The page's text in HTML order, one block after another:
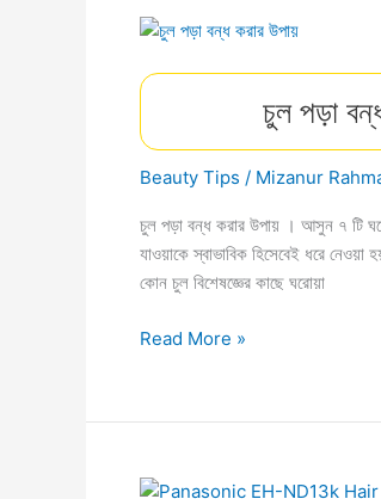
যকৃত
লিভার
হওয়ার
কারণ
।
চুল পড়া
Beauty Tips / Mizanur
চুল পড়া বন্ধ করার উপায় । আসুন ৭ টি
যাওয়াকে স্বাভাবিক হিসেবেই ধরে
কোন চুল বিশেষজ্ঞের কাছে ঘরোয়া
চুল
করার
।
Read More »